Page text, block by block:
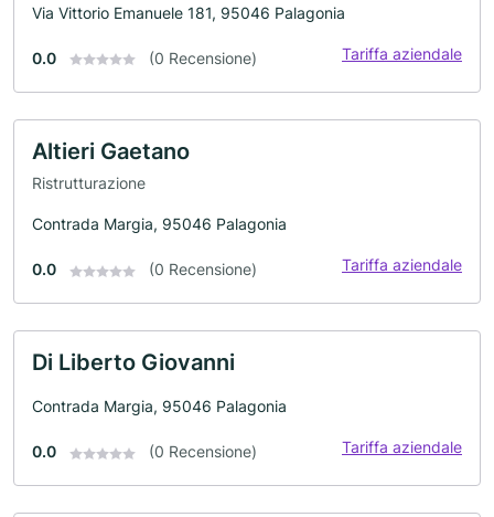
Via Vittorio Emanuele 181, 95046 Palagonia
0.0 (0 Recensione) Tariffa aziendale
Altieri Gaetano
Ristrutturazione
Contrada Margia, 95046 Palagonia
0.0 (0 Recensione) Tariffa aziendale
Di Liberto Giovanni
Contrada Margia, 95046 Palagonia
0.0 (0 Recensione) Tariffa aziendale